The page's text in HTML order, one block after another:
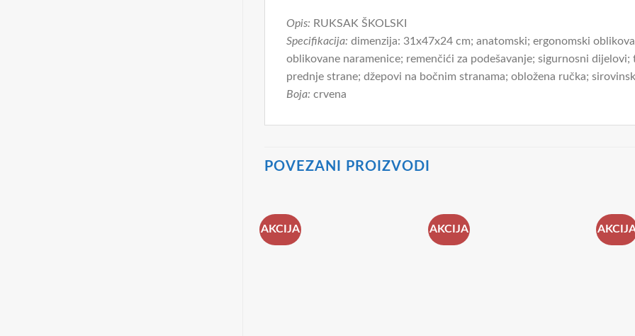
Opis: RUKSAK ŠKOLSKI
Specifikacija: dimenzija: 31x47x24 cm; anatomski; ergonomski
oblikovane naramenice; remenčići za podešavanje; sigurnosni
prednje strane; džepovi na bočnim stranama; obložena ručka;
Boja: crvena
POVEZANI PROIZVODI
AKCIJA AKCIJA